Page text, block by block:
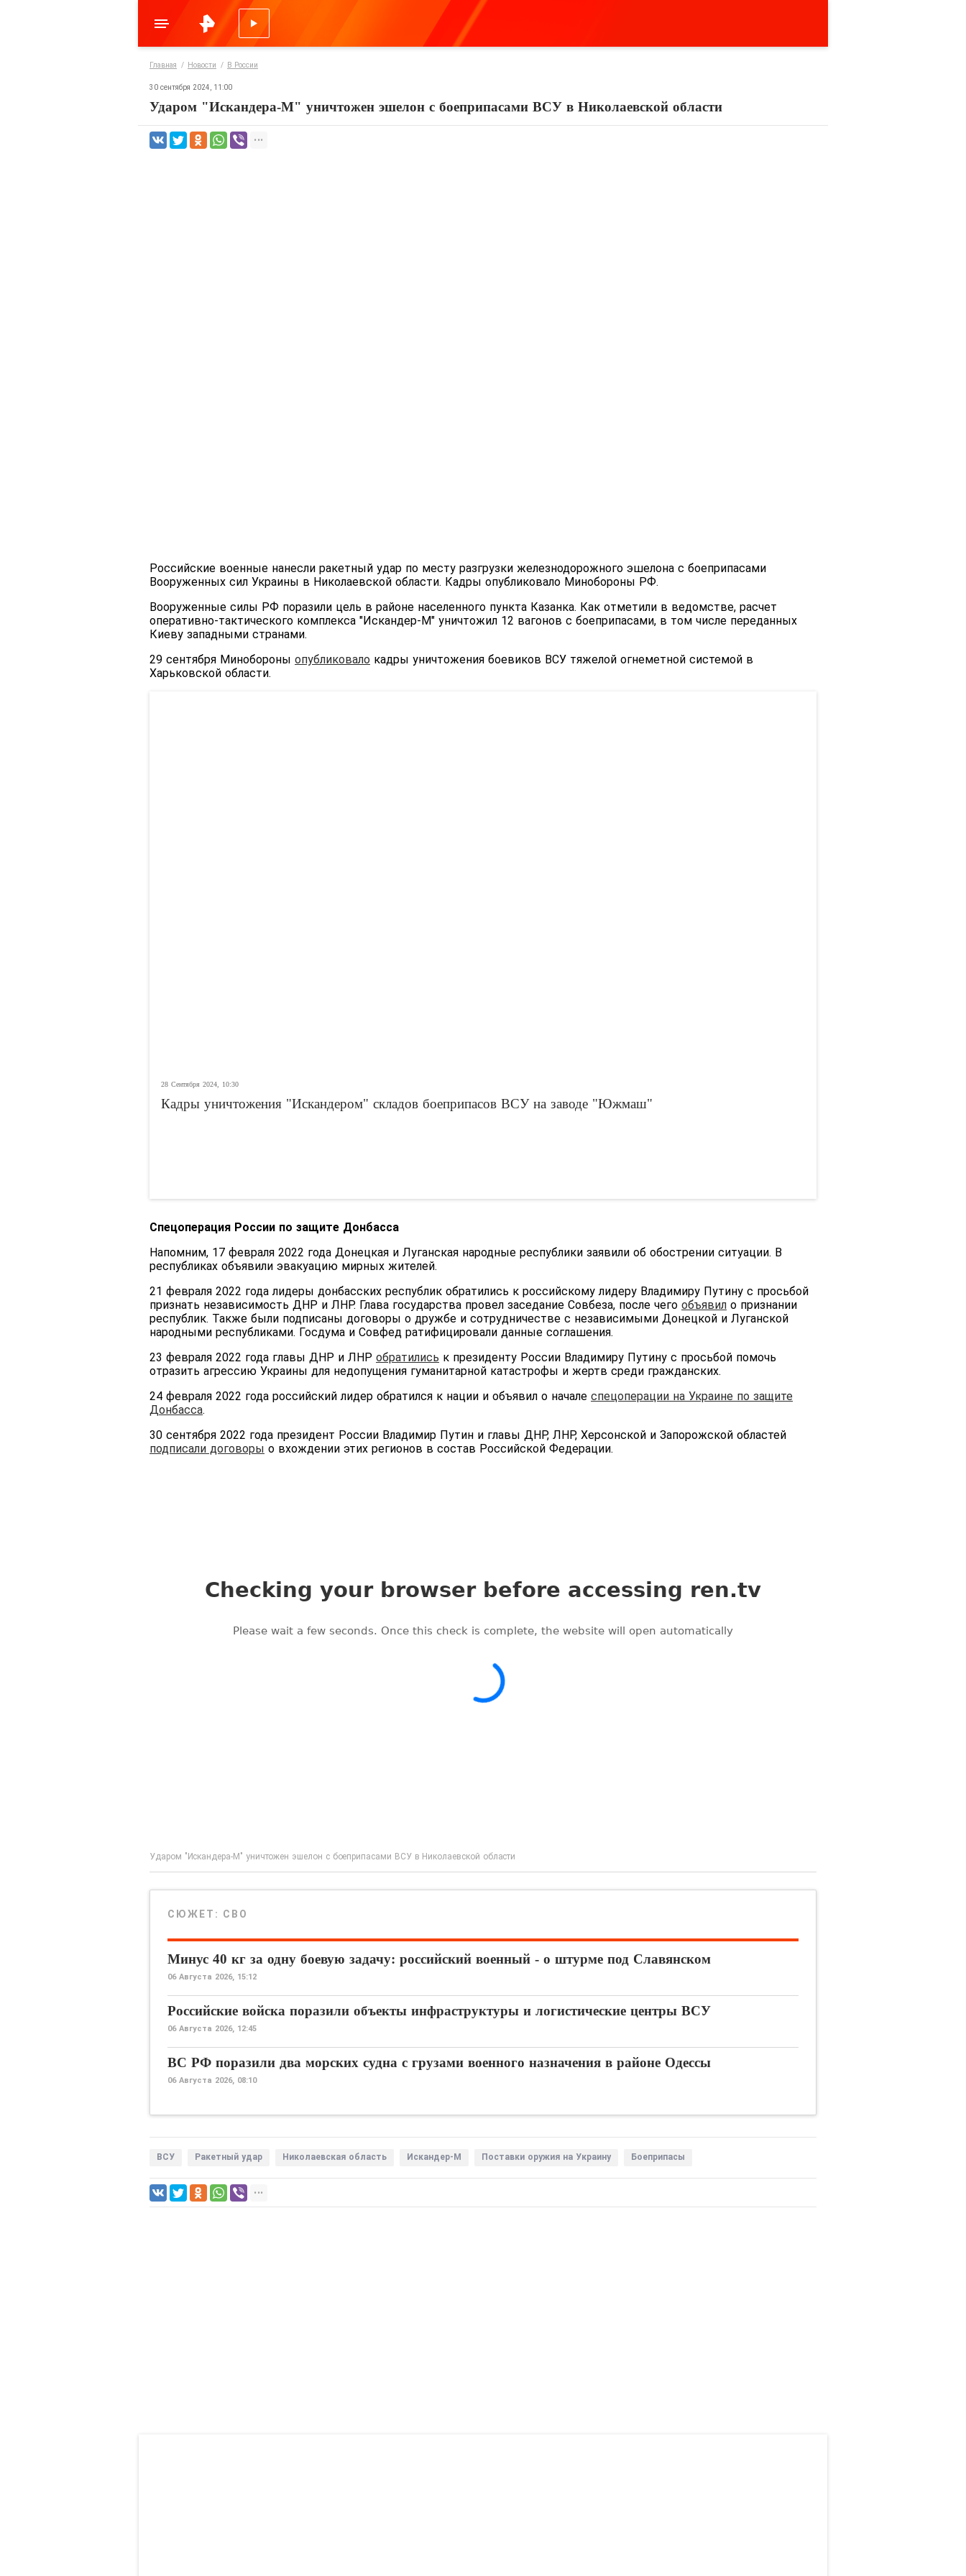
Главная Новости В России
30 сентября 2024, 11:00
Ударом "Искандера-М" уничтожен эшелон с боеприпасами ВСУ в Николаевской области
Российские военные нанесли ракетный удар по месту разгрузки железнодорожного эшелона с боеприпасами
Вооруженных сил Украины в Николаевской области. Кадры опубликовало Минобороны РФ.
Вооруженные силы РФ поразили цель в районе населенного пункта Казанка. Как отметили в ведомстве, расчет
оперативно-тактического комплекса "Искандер-М" уничтожил 12 вагонов с боеприпасами, в том числе переданных
Киеву западными странами.
29 сентября Минобороны опубликовало кадры уничтожения боевиков ВСУ тяжелой огнеметной системой в
Харьковской области.
28 Сентября 2024, 10:30
Кадры уничтожения "Искандером" складов боеприпасов ВСУ на заводе "Южмаш"
Спецоперация России по защите Донбасса
Напомним, 17 февраля 2022 года Донецкая и Луганская народные республики заявили об обострении ситуации. В
республиках объявили эвакуацию мирных жителей.
21 февраля 2022 года лидеры донбасских республик обратились к российскому лидеру Владимиру Путину с просьбой
признать независимость ДНР и ЛНР. Глава государства провел заседание Совбеза, после чего объявил о признании
республик. Также были подписаны договоры о дружбе и сотрудничестве с независимыми Донецкой и Луганской
народными республиками. Госдума и Совфед ратифицировали данные соглашения.
23 февраля 2022 года главы ДНР и ЛНР обратились к президенту России Владимиру Путину с просьбой помочь
отразить агрессию Украины для недопущения гуманитарной катастрофы и жертв среди гражданских.
24 февраля 2022 года российский лидер обратился к нации и объявил о начале спецоперации на Украине по защите
Донбасса.
30 сентября 2022 года президент России Владимир Путин и главы ДНР, ЛНР, Херсонской и Запорожской областей
подписали договоры о вхождении этих регионов в состав Российской Федерации.
Ударом "Искандера-М" уничтожен эшелон с боеприпасами ВСУ в Николаевской области
СЮЖЕТ: СВО
Минус 40 кг за одну боевую задачу: российский военный - о штурме под Славянском
06 Августа 2026, 15:12
Российские войска поразили объекты инфраструктуры и логистические центры ВСУ
06 Августа 2026, 12:45
ВС РФ поразили два морских судна с грузами военного назначения в районе Одессы
06 Августа 2026, 08:10
ВСУ Ракетный удар Николаевская область Искандер-М Поставки оружия на Украину Боеприпасы